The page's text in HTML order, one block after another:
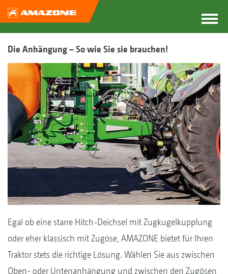
Die Anhängung – So wie Sie sie brauchen!
Egal ob eine starre Hitch-Deichsel mit Zugkugelkupplung
oder eher klassisch mit Zugöse, AMAZONE bietet für Ihren
Traktor stets die richtige Lösung. Wählen Sie aus zwischen
Oben- oder Untenanhängung und zwischen den Zugösen